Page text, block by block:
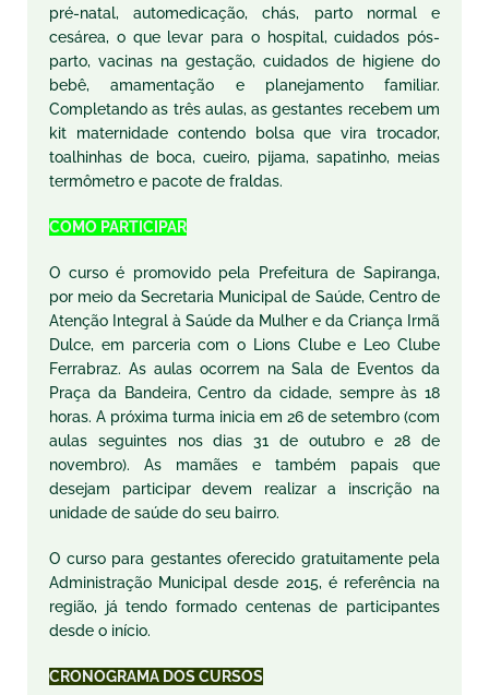
pré-natal, automedicação, chás, parto normal e
cesárea, o que levar para o hospital, cuidados pós-
parto, vacinas na gestação, cuidados de higiene do
bebê, amamentação e planejamento familiar.
Completando as três aulas, as gestantes recebem um
kit maternidade contendo bolsa que vira trocador,
toalhinhas de boca, cueiro, pijama, sapatinho, meias
termômetro e pacote de fraldas.
COMO PARTICIPAR
O curso é promovido pela Prefeitura de Sapiranga,
por meio da Secretaria Municipal de Saúde, Centro de
Atenção Integral à Saúde da Mulher e da Criança Irmã
Dulce, em parceria com o
LionsClube e Leo Clube
Ferrabraz. As aulas ocorrem na Sala de Eventos da
Praça da Bandeira, Centro da cidade, sempre às 18
horas. A próxima turma inicia em 26 de setembro (com
aulas seguintes nos dias 31 de outubro e 28 de
novembro). As mamães e também papais que
desejam participar devem realizar a inscrição na
unidade de saúde do seu bairro.
O curso para gestantes oferecido gratuitamente pela
Administração Municipal desde 2015, é referência na
região, já tendo formado centenas de participantes
desde o início.
CRONOGRAMA DOS CURSOS